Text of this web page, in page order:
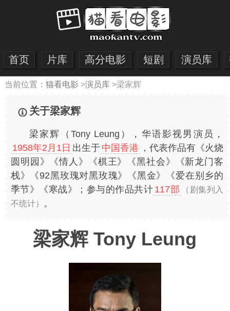
首页 片库 高分电影 短剧 演员库
当前位置： 猫看电影 >演员库>梁家辉
关于梁家辉
梁家辉（Tony Leung），华语影视男演员，
1958年2月1日 出生于 中国香港 ，代表作品有《火烧
圆明园》《情人》《棋王》《黑社会》《新龙门客
栈》《92黑玫瑰对黑玫瑰》《黑金》《爱在别乡的
季节》《寒战》；参与的作品共计 117部
（剧集列入
不统计） 。
梁家辉 Tony Leung